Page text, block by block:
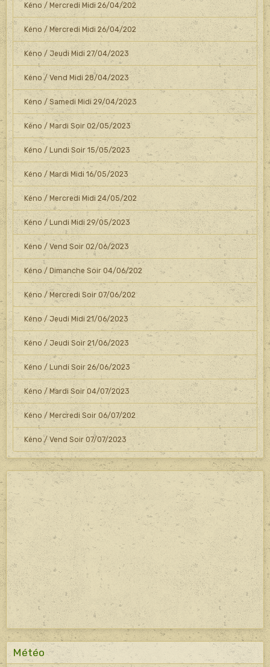
Kéno / Mercredi Midi 26/04/202
Kéno / Mercredi Midi 26/04/202
Kéno / Jeudi Midi 27/04/2023
Kéno / Vend Midi 28/04/2023
Kéno / Samedi Midi 29/04/2023
Kéno / Mardi Soir 02/05/2023
Kéno / Lundi Soir 15/05/2023
Kéno / Mardi Midi 16/05/2023
Kéno / Mercredi Midi 24/05/202
Kéno / Lundi Midi 29/05/2023
Kéno / Vend Soir 02/06/2023
Kéno / Dimanche Soir 04/06/202
Kéno / Mercredi Soir 07/06/202
Kéno / Jeudi Midi 21/06/2023
Kéno / Jeudi Soir 21/06/2023
Kéno / Lundi Soir 26/06/2023
Kéno / Mardi Soir 04/07/2023
Kéno / Mercredi Soir 06/07/202
Kéno / Vend Soir 07/07/2023
Météo